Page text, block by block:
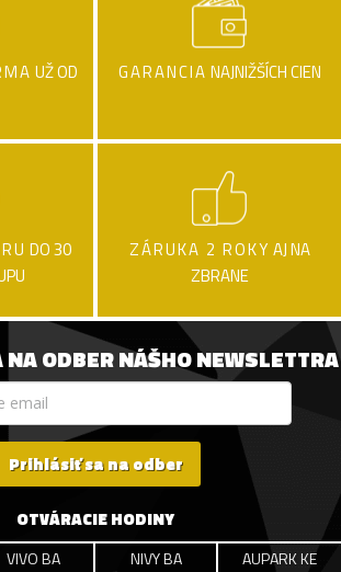
UŽ OD
GARANCIA NAJNIŽŠÍCH CIEN
DO 30
ZÁRUKA 2 ROKY AJ NA
ZBRANE
ODBER NÁŠHO NEWSLETTRA
Prihlásiť sa na odber
OTVÁRACIE HODINY
VIVO BA NIVY BA AUPARK KE